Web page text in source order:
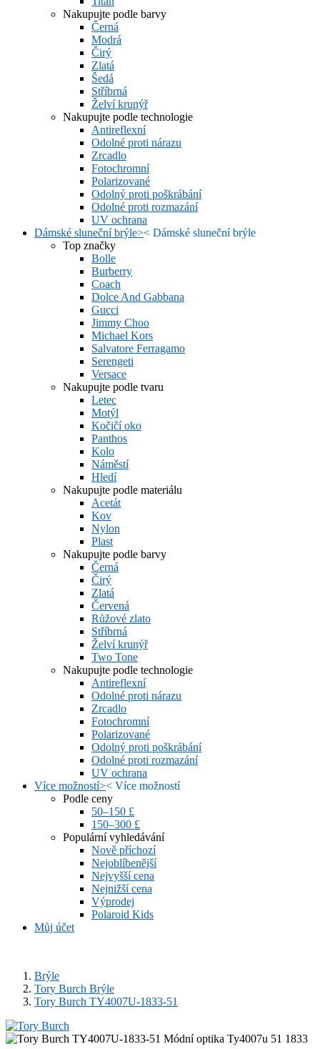
Nakupujte podle barvy
Černá
Modrá
Čirý
Zlatá
Šedá
Stříbrná
Želví krunýř
Nakupujte podle technologie
Antireflexní
Odolné proti nárazu
Zrcadlo
Fotochromní
Polarizované
Odolný proti poškrábání
Odolné proti rozmazání
UV ochrana
Dámské sluneční brýle>< Dámské sluneční brýle
Top značky
Bolle
Burberry
Coach
Dolce And Gabbana
Gucci
Jimmy Choo
Michael Kors
Salvatore Ferragamo
Serengeti
Versace
Nakupujte podle tvaru
Letec
Motýl
Kočičí oko
Panthos
Kolo
Náměstí
Hledí
Nakupujte podle materiálu
Acetát
Kov
Nylon
Plast
Nakupujte podle barvy
Černá
Čirý
Zlatá
Červená
Růžové zlato
Stříbrná
Želví krunýř
Two Tone
Nakupujte podle technologie
Antireflexní
Odolné proti nárazu
Zrcadlo
Fotochromní
Polarizované
Odolný proti poškrábání
Odolné proti rozmazání
UV ochrana
Více možností>< Více možností
Podle ceny
50–150 £
150–300 £
Populární vyhledávání
Nově příchozí
Nejoblíbenější
Nejvyšší cena
Nejnižší cena
Výprodej
Polaroid Kids
Můj účet
Brýle
Tory Burch Brýle
Tory Burch TY4007U-1833-51